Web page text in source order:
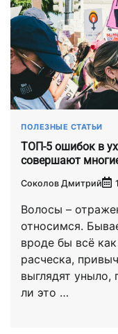
ПОЛЕЗНЫЕ СТАТЬИ
ТОП-5 ошибок в
совершают
Соколов Дмитрий
Волосы –
относимся.
вроде бы всё
расческа,
выглядят уныло,
ли это …